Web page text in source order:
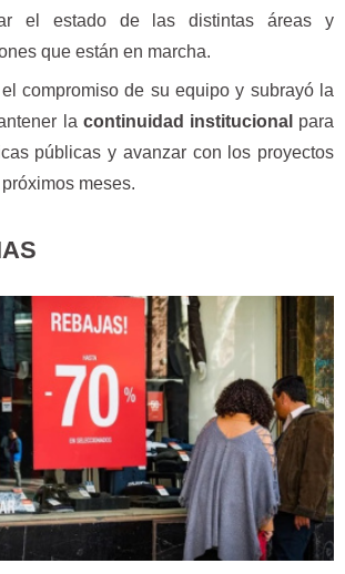
el estado de las distintas áreas y
que están en marcha.
compromiso de su equipo y subrayó la
la continuidad institucional para
públicas y avanzar con los proyectos
meses.